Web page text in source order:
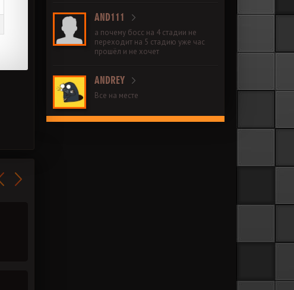
AND111
а почему босс на 4 стадии не
переходит на 5 стадию уже час
прошёл и не хочет
ANDREY
Все на месте